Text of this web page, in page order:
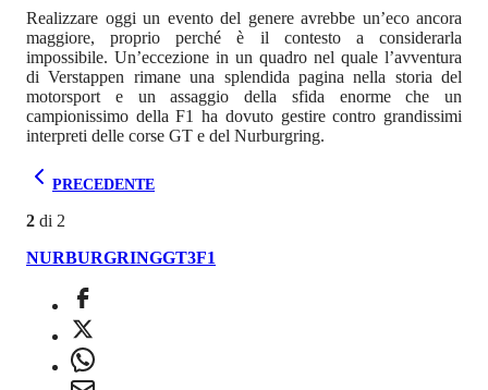
Realizzare oggi un evento del genere avrebbe un’eco ancora
maggiore, proprio perché è il contesto a considerarla
impossibile. Un’eccezione in un quadro nel quale l’avventura
di Verstappen rimane una splendida pagina nella storia del
motorsport e un assaggio della sfida enorme che un
campionissimo della F1 ha dovuto gestire contro grandissimi
interpreti delle corse GT e del Nurburgring.
PRECEDENTE
2 di 2
NURBURGRINGGT3F1